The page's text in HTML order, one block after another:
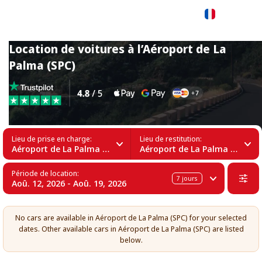
Location de voitures à l’Aéroport de La
Palma (SPC)
Lieu de prise en charge:
Aéroport de La Palma (SPC)
Lieu de restitution:
Aéroport de La Palma (SPC)
Période de location:
Aoû. 12, 2026 - Aoû. 19, 2026 7 jours
No cars are available in Aéroport de La Palma (SPC) for your selected
dates. Other available cars in Aéroport de La Palma (SPC) are listed
below.